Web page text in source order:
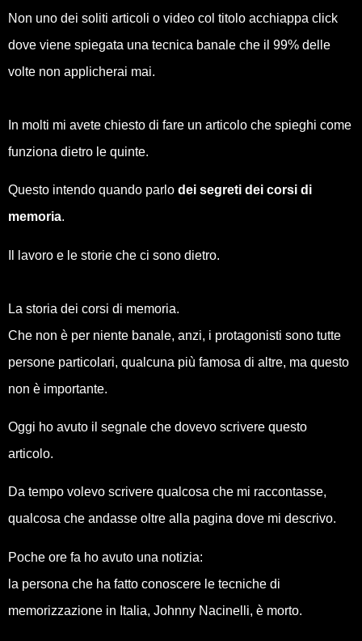
Non uno dei soliti articoli o video col titolo acchiappa click
dove viene spiegata una tecnica banale che il 99% delle
volte non applicherai mai.
In molti mi avete chiesto di fare un articolo che spieghi come
funziona dietro le quinte.
Questo intendo quando parlo dei segreti dei corsi di
memoria.
Il lavoro e le storie che ci sono dietro.
La storia dei corsi di memoria.
Che non è per niente banale, anzi, i protagonisti sono tutte
persone particolari, qualcuna più famosa di altre, ma questo
non è importante.
Oggi ho avuto il segnale che dovevo scrivere questo
articolo.
Da tempo volevo scrivere qualcosa che mi raccontasse,
qualcosa che andasse oltre alla pagina dove mi descrivo.
Poche ore fa ho avuto una notizia:
la persona che ha fatto conoscere le tecniche di
memorizzazione in Italia, Johnny Nacinelli, è morto.